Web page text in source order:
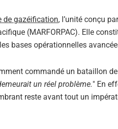
de gazéification, l’unité conçu
(MARFORPAC). Elle
bases opérationnelles
commandé un bataillon
un réel problème." En
reste avant tout un